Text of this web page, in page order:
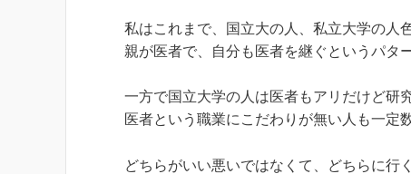
私はこれまで、国立大の人、私立大学の人
親が医者で、自分も医者を継ぐというパタ
一方で国立大学の人は医者もアリだけど研
医者という職業にこだわりが無い人も一定
どちらがいい悪いではなくて、どちらに行